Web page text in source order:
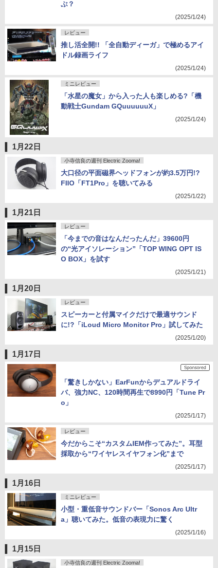
ぶ？
(2025/1/24)
レビュー
推し活全開!! 「全自動ディーガ」で極めるアイ
ドル録画ライフ
(2025/1/24)
ミニレビュー
「水星の魔女」から入った人も楽しめる?「機
動戦士Gundam GQuuuuuuX」
(2025/1/24)
1月22日
小寺信良の週刊 Electric Zooma!
大口径の平面磁界ヘッドフォンが約3.5万円!?
FIIO「FT1Pro」を聴いてみる
(2025/1/22)
1月21日
レビュー
「今までの音はなんだったんだ」39600円
の“光アイソレーション”「TOP WING OPT IS
O BOX」を試す
(2025/1/21)
1月20日
レビュー
スピーカーと付属マイクだけで最適サウンド
に!?「iLoud Micro Monitor Pro」試してみた
(2025/1/20)
1月17日
「驚きしかない」EarFunからデュアルドライ
バ、強力NC、120時間再生で8990円「Tune Pr
o」
(2025/1/17)
レビュー
今だからこそ“カスタムIEM作ってみた”。耳型
採取から“ワイヤレスイヤフォン化”まで
(2025/1/17)
1月16日
ミニレビュー
小型・重低音サウンドバー「Sonos Arc Ultr
a」聴いてみた。低音の表現力に驚く
(2025/1/16)
1月15日
小寺信良の週刊 Electric Zooma!